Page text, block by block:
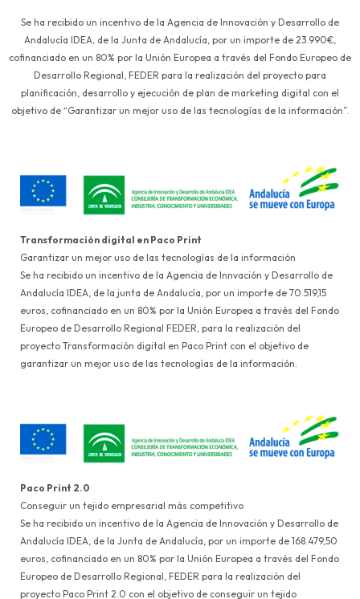
Se ha recibido un incentivo de la Agencia de Innovación y Desarrollo de
Andalucía IDEA, de la Junta de Andalucía, por un importe de 23.990€,
cofinanciado en un 80% por la Unión Europea a través del Fondo Europeo de
Desarrollo Regional, FEDER para la realización del proyecto para
planificación, desarrollo y ejecución de plan de marketing digital con el
objetivo de “Garantizar un mejor uso de las tecnologías de la información”.
Transformación digital en Paco Print
Garantizar un mejor uso de las tecnologías de la información
Se ha recibido un incentivo de la Agencia de Innvación y Desarrollo de
Andalucía IDEA, de la junta de Andalucía, por un importe de 70.519,15
euros, cofinanciado en un 80% por la Unión Europea a través del Fondo
Europeo de Desarrollo Regional FEDER, para la realización del
proyecto Transformación digital en Paco Print con el objetivo de
garantizar un mejor uso de las tecnologías de la información.
Paco Print 2.0
Conseguir un tejido empresarial más competitivo
Se ha recibido un incentivo de la Agencia de Innovación y Desarrollo de
Andalucía IDEA, de la Junta de Andalucía, por un importe de 168.479,50
euros, cofinanciado en un 80% por la Unión Europea a través del Fondo
Europeo de Desarrollo Regional, FEDER para la realización del
proyecto Paco Print 2.0 con el objetivo de conseguir un tejido